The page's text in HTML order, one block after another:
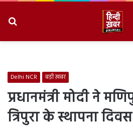
Delhi NCR बड़ी ख़बर
प्रधानमंत्री मोदी ने
त्रिपुरा के स्थापना